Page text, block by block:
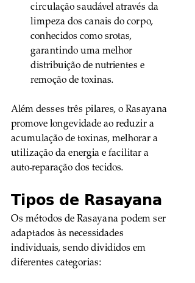
circulação saudável através da
limpeza dos canais do corpo,
conhecidos como srotas,
garantindo uma melhor
distribuição de nutrientes e
remoção de toxinas.
Além desses três pilares, o Rasayana
promove longevidade ao reduzir a
acumulação de toxinas, melhorar a
utilização da energia e facilitar a
auto-reparação dos tecidos.
Tipos de Rasayana
Os métodos de Rasayana podem ser
adaptados às necessidades
individuais, sendo divididos em
diferentes categorias: